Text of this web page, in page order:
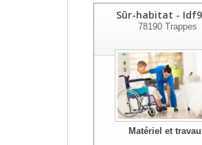
Sûr-habitat -
78190Trappes
Matériel et